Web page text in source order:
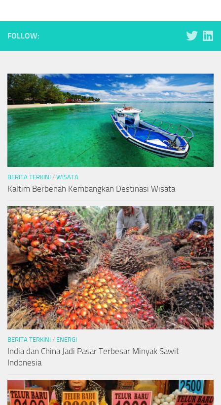
FOLLOW:
BERITA TERKINI / WISATA
Kaltim Berbenah Kembangkan Destinasi Wisata
BERITA TERKINI / ENERGI
India dan China Jadi Pasar Terbesar Minyak Sawit
Indonesia